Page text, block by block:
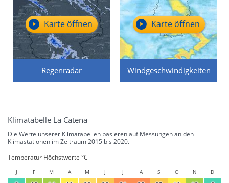
Regenradar
Karte öffnen
Windgeschwindigkeiten
Karte öffnen
Klimatabelle La Catena
Die Werte unserer Klimatabellen basieren auf Messungen an den
Klimastationen im Zeitraum 2015 bis 2020.
Temperatur Höchstwerte °C
J F M A M J J A S O N D